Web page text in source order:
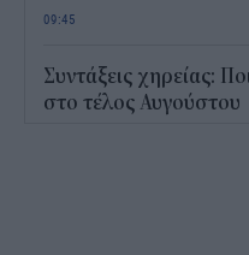
09:45
Συντάξεις χηρείας:
στο τέλος Αυγούστου